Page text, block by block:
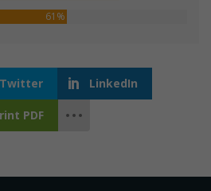
61%
Twitter LinkedIn
PDF